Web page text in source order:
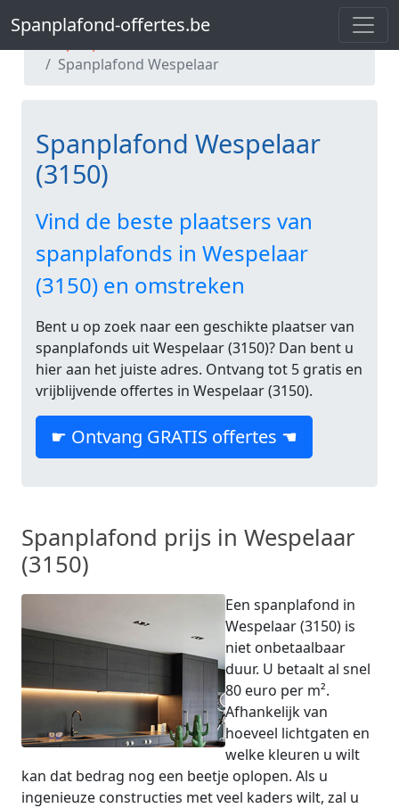
Spanplafond-offertes.be
Spanplafond-offertes.be
Spanplafond Wespelaar
Spanplafond Wespelaar
(3150)
Vind de beste plaatsers van
spanplafonds in Wespelaar
(3150) en omstreken
Bent u op zoek naar een geschikte plaatser van
spanplafonds uit Wespelaar (3150)? Dan bent u
hier aan het juiste adres. Ontvang tot 5 gratis en
vrijblijvende offertes in Wespelaar (3150).
☛ Ontvang GRATIS offertes ☚
Spanplafond prijs in Wespelaar
(3150)
Een spanplafond in
Wespelaar (3150) is
niet onbetaalbaar
duur. U betaalt al snel
80 euro per m².
Afhankelijk van
hoeveel lichtgaten en
welke kleuren u wilt
kan dat bedrag nog een beetje oplopen. Als u
ingenieuze constructies met veel kaders wilt, zal u